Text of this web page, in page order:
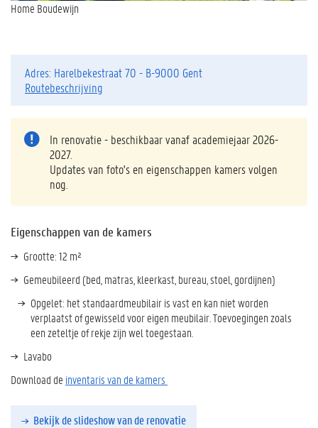
Home Boudewijn
Adres: Harelbekestraat 70 - B-9000 Gent
Routebeschrijving
In renovatie - beschikbaar vanaf academiejaar 2026-
2027.
Updates van foto's en eigenschappen kamers volgen
nog.
Eigenschappen van de kamers
Grootte: 12 m²
Gemeubileerd (bed, matras, kleerkast, bureau, stoel, gordijnen)
Opgelet: het standaardmeubilair is vast en kan niet worden
verplaatst of gewisseld voor eigen meubilair. Toevoegingen zoals
een zeteltje of rekje zijn wel toegestaan.
Lavabo
Download de inventaris van de kamers
Bekijk de slideshow van de renovatie